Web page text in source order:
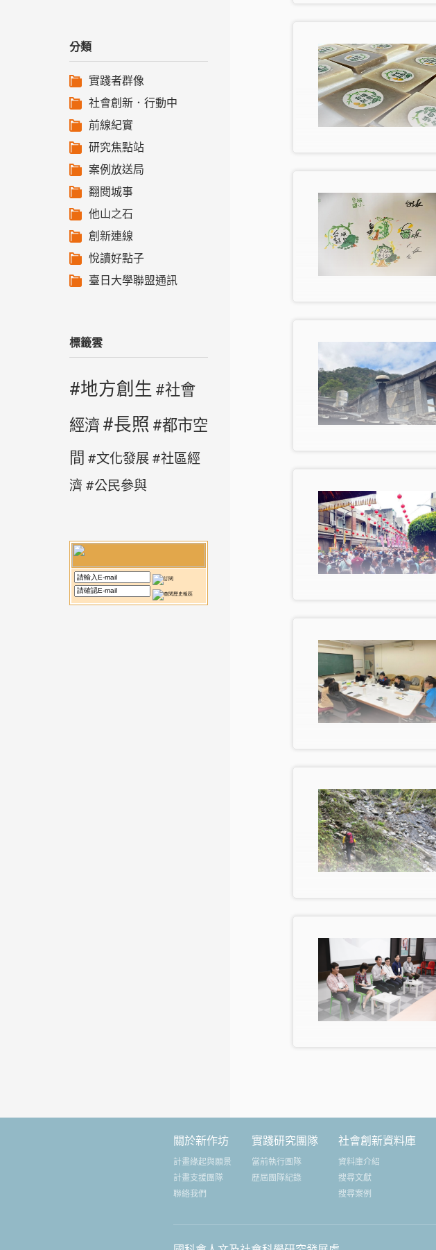
分類
實踐者群像
社會創新．行動中
前線紀實
研究焦點站
案例放送局
翻閱城事
他山之石
創新連線
悅讀好點子
臺日大學聯盟通訊
標籤雲
地方創生
社會
經濟
長照
都市空
間
文化發展
社區經
濟
公民參與
關於新作坊
計畫緣起與願景
計畫支援團隊
聯絡我們
實踐研究團隊
當前執行團隊
歷屆團隊紀錄
社會創新資料庫
資料庫介紹
搜尋文獻
搜尋案例